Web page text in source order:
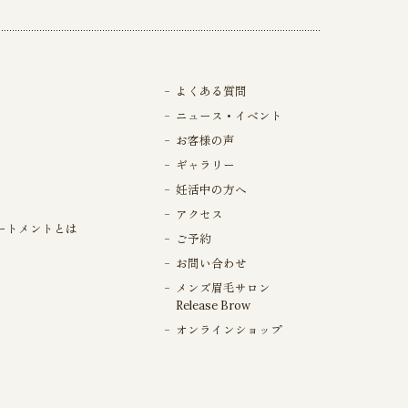
トメントとは
よくある質問
ニュース・イベント
お客様の声
ギャラリー
妊活中の方へ
アクセス
ご予約
お問い合わせ
メンズ眉毛サロン
Release Brow
オンラインショップ